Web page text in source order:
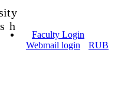
Faculty Login
Webmail login
RUB